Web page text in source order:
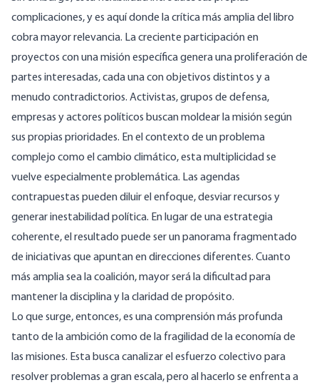
complicaciones, y es aquí donde la crítica más amplia del libro
cobra mayor relevancia. La creciente participación en
proyectos con una misión específica genera una proliferación de
partes interesadas, cada una con objetivos distintos y a
menudo contradictorios. Activistas, grupos de defensa,
empresas y actores políticos buscan moldear la misión según
sus propias prioridades. En el contexto de un problema
complejo como el cambio climático, esta multiplicidad se
vuelve especialmente problemática. Las agendas
contrapuestas pueden diluir el enfoque, desviar recursos y
generar inestabilidad política. En lugar de una estrategia
coherente, el resultado puede ser un panorama fragmentado
de iniciativas que apuntan en direcciones diferentes. Cuanto
más amplia sea la coalición, mayor será la dificultad para
mantener la disciplina y la claridad de propósito.
Lo que surge, entonces, es una comprensión más profunda
tanto de la ambición como de la fragilidad de la economía de
las misiones. Esta busca canalizar el esfuerzo colectivo para
resolver problemas a gran escala, pero al hacerlo se enfrenta a